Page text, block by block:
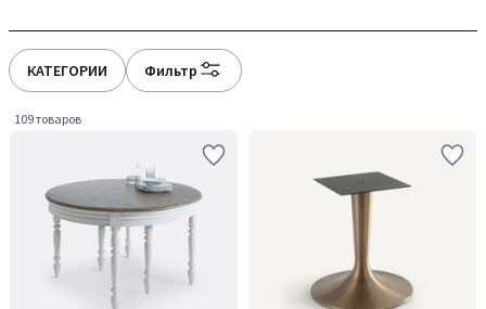
КАТЕГОРИИ Фильтр
109 товаров